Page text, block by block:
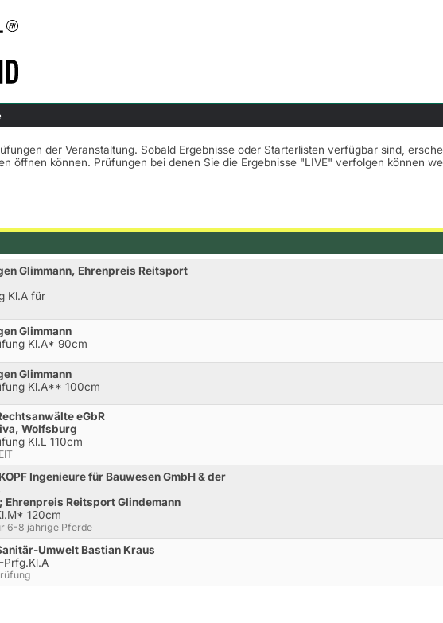
der Veranstaltung. Sobald Ergebnisse oder Starterlisten verfügbar sind,
öffnen können. Prüfungen bei denen Sie die Ergebnisse "LIVE" verfolgen können
Glimmann, Ehrenpreis Reitsport
Kl.A für
Glimmann
Kl.A* 90cm
Glimmann
Kl.A** 100cm
eGbR
Wolfsburg
Kl.L 110cm
Ingenieure für Bauwesen GmbH & der
Ehrenpreis Reitsport Glindemann
120cm
6-8 jährige Pferde
Umwelt Bastian Kraus
Prfg.Kl.A